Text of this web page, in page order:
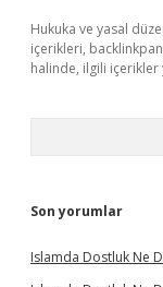
Hukuka ve yasal
içerikleri,
halinde, ilgili içerikler
Son yorumlar
Islamda Dostluk Ne